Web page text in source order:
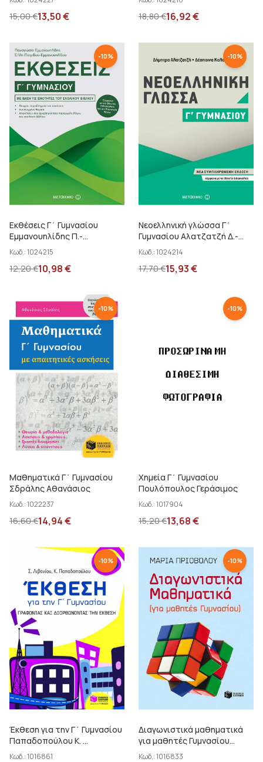
15,00€13,50€ 18,80€16,92€
-10%
Εκθέσεις Γ΄ Γυμνασίου
Εμμανουηλίδης Π.-...
Κωδ.:1024215
12,20€10,98€
-10%
Νεοελληνική γλώσσα Γ΄
Γυμνασίου Αλατζατζή Δ.-...
Κωδ.:1024214
17,70€15,93€
-10%
Μαθηματικά Γ΄ Γυμνασίου
Σδράλης Αθανάσιος
Κωδ.:1022237
16,60€14,94€
-10%
Χημεία Γ΄ Γυμνασίου
Πουλόπουλος Γεράσιμος
Κωδ.:1017904
15,20€13,68€
-10%
Έκθεση για την Γ΄ Γυμνασίου
Παπαδοπούλου Κ. ...
Κωδ.:1016861
-10%
Διαγωνιστικά μαθηματικά
για μαθητές Γυμνασίου
Πριοβόλου Μ.
Κωδ.:1016833